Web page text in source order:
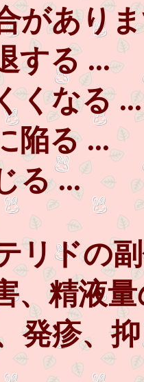
があり
する ...
くなる ...
陥る ...
る ...
リドの
、精液
発疹、